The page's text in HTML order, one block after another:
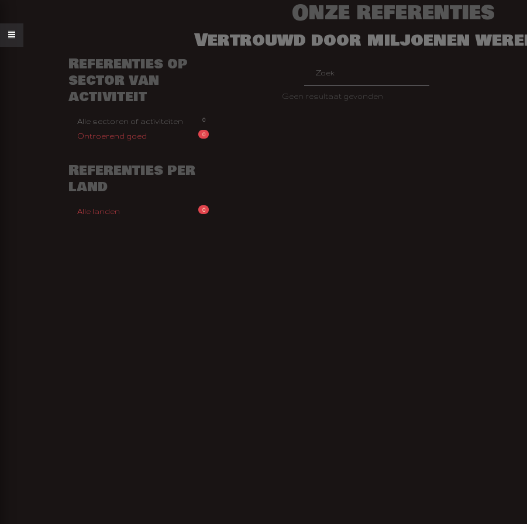
Onze referenties
Vertrouwd door miljoenen
Referenties op
sector van
activiteit
0
Alle sectoren of activiteiten
0
Ontroerend goed
Referenties per
land
0
Alle landen
Geen resultaat gevonden